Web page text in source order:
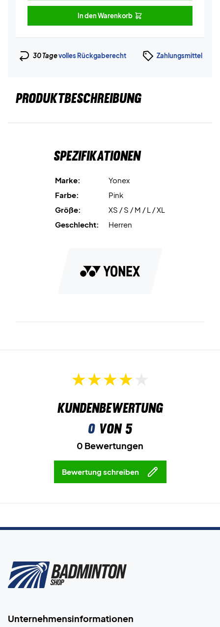
In den Warenkorb
30 Tagevolles Rückgaberecht Zahlungsmittel
PRODUKTBESCHREIBUNG
Spezifikationen
Marke:
Yonex
Farbe:
Pink
Größe:
XS / S / M / L / XL
Geschlecht:
Herren
Kundenbewertung
0von 5
0 Bewertungen
Bewertung schreiben
Unternehmensinformationen